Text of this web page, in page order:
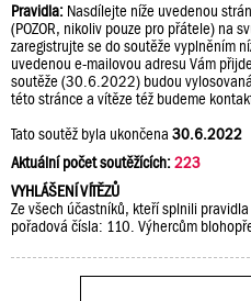
Pravidla: Nasdílejte níže uvedenou
(POZOR, nikoliv pouze pro přátele) na
zaregistrujte se do soutěže vyplněním
uvedenou e-mailovou adresu Vám
soutěže (30.6.2022) budou
této stránce a vítěze též budeme
Tato soutěž byla ukončena 30.6.2022
Aktuální počet soutěžících:223
VYHLÁŠENÍ VÍTĚZŮ
Ze všech účastníků, kteří splnili
pořadová čísla: 110. Výhercům